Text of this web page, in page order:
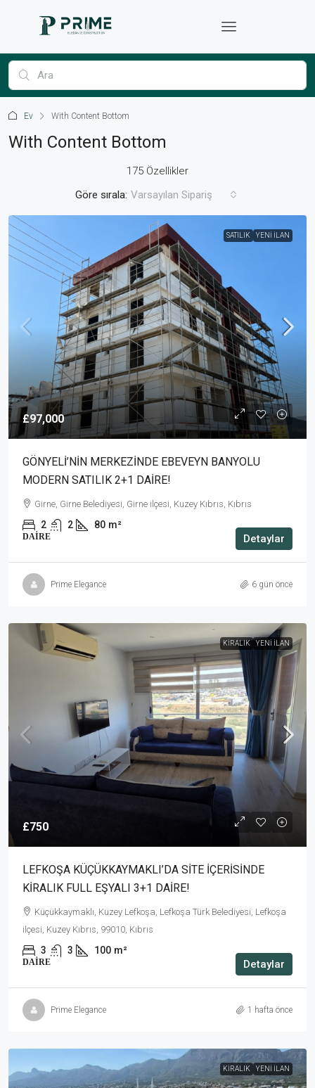
Ev With Content Bottom
With Content Bottom
175 Özellikler
Göre sırala: Varsayılan Sipariş
SATILIK YENI İLAN
£97,000
GÖNYELİ’NİN MERKEZİNDE EBEVEYN BANYOLU
MODERN SATILIK 2+1 DAİRE!
Girne, Girne Belediyesi, Girne ilçesi, Kuzey Kıbrıs, Kıbrıs
2 2 80 m²
DAIRE Detaylar
Prime Elegance 6 gün önce
KIRALIK YENI İLAN
£750
LEFKOŞA KÜÇÜKKAYMAKLI’DA SİTE İÇERİSİNDE
KİRALIK FULL EŞYALI 3+1 DAİRE!
Küçükkaymaklı, Kuzey Lefkoşa, Lefkoşa Türk Belediyesi, Lefkoşa
ilçesi, Kuzey Kıbrıs, 99010, Kıbrıs
3 3 100 m²
DAIRE Detaylar
Prime Elegance 1 hafta önce
KIRALIK YENI İLAN